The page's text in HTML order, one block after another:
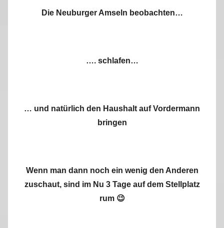
Die Neuburger Amseln beobachten…
…. schlafen…
… und natürlich den Haushalt auf Vordermann
bringen
Wenn man dann noch ein wenig den Anderen
zuschaut, sind im Nu 3 Tage auf dem Stellplatz
rum 😉